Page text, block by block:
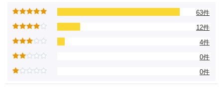
63件
12件
4件
0件
0件